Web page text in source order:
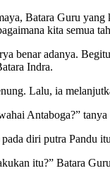
Batara Guru yang
kita semua
benar adanya.
Indra.
Lalu, ia
Antaboga?” tanya
diri putra Pandu
itu?” Batara